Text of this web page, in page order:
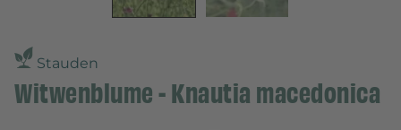
Stauden
Witwenblume - Knautia macedonica